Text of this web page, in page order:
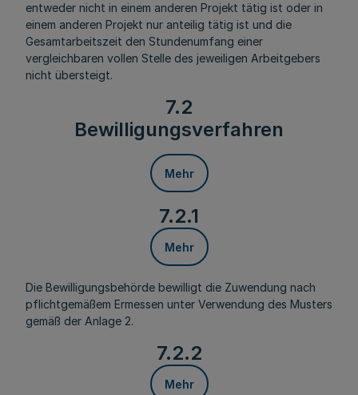
entweder nicht in einem anderen Projekt tätig ist oder in
einem anderen Projekt nur anteilig tätig ist und die
Gesamtarbeitszeit den Stundenumfang einer
vergleichbaren vollen Stelle des jeweiligen Arbeitgebers
nicht übersteigt.
7.2
Bewilligungsverfahren
Mehr
7.2.1
Mehr
Die Bewilligungsbehörde bewilligt die Zuwendung nach
pflichtgemäßem Ermessen unter Verwendung des Musters
gemäß der Anlage 2.
7.2.2
Mehr